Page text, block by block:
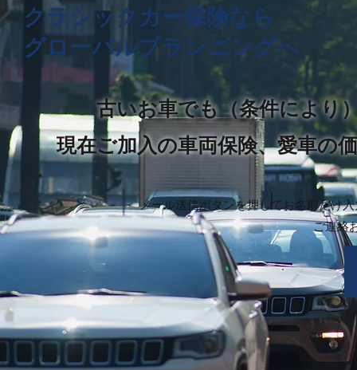
​クラシックカー保険なら
グローバルプランニングへ
古いお車でも（条件により
現在ご加入の車両保険、愛車の
メール送信ボタンを押してお名前だ
ご連絡